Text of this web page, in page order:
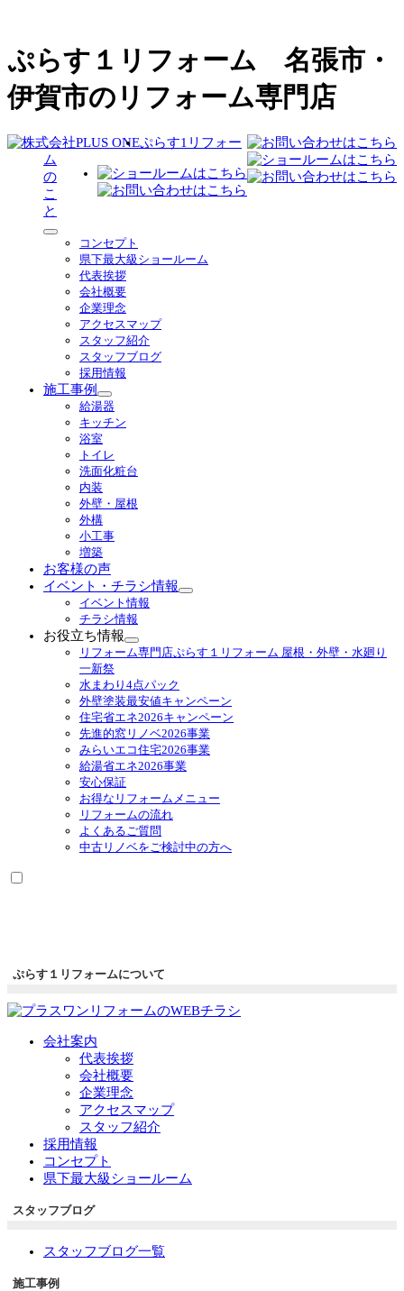
ぷらす１リフォーム 名張市・
伊賀市のリフォーム専門店
ぷらす1リフォー
ム
の
こ
と
サ
コンセプト
県下最大級ショールーム
代表挨拶
会社概要
企業理念
アクセスマップ
スタッフ紹介
スタッフブログ
採用情報
施工事例
サ
ブ
ニ
ュ
開
給湯器
キッチン
浴室
トイレ
洗面化粧台
内装
外壁・屋根
外構
小工事
増築
お客様の声
イベント・チラシ情報
サ
ニ
ュ
を
展
開
イベント情報
チラシ情報
お役立ち情報
サ
メ
ニ
ュ
ー
を
展
リフォーム専門店ぷらす１リフォーム 屋根・外壁・水廻り
一新祭
水まわり4点パック
外壁塗装最安値キャンペーン
住宅省エネ2026キャンペーン
先進的窓リノベ2026事業
みらいエコ住宅2026事業
給湯省エネ2026事業
安心保証
お得なリフォームメニュー
リフォームの流れ
よくあるご質問
中古リノベをご検討中の方へ
ぷらす１リフォームについて
会社案内
代表挨拶
会社概要
企業理念
アクセスマップ
スタッフ紹介
採用情報
コンセプト
県下最大級ショールーム
スタッフブログ
スタッフブログ一覧
施工事例